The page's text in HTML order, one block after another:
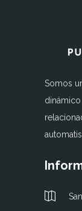
Somos